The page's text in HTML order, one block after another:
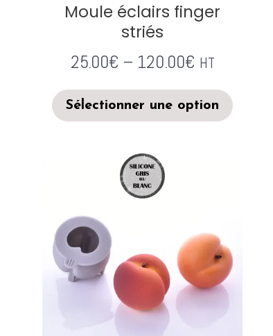
Moule éclairs finger
striés
25.00€ – 120.00€ HT
Sélectionner une option